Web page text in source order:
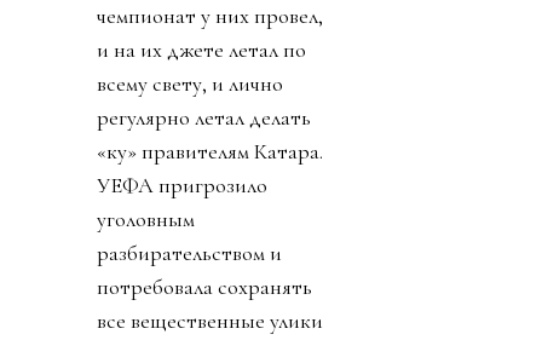
чемпионат у них провел,
и на их джете летал по
всему свету, и лично
регулярно летал делать
«ку» правителям Катара.
УЕФА пригрозило
уголовным
разбирательством и
потребовала сохранять
все вещественные улики